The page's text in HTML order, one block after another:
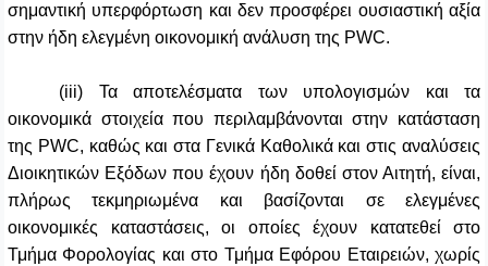
σημαντική υπερφόρτωση και δεν προσφέρει ουσιαστική αξία
στην ήδη ελεγμένη οικονομική ανάλυση της PWC.
(iii) Τα αποτελέσματα των υπολογισμών και τα
οικονομικά στοιχεία που περιλαμβάνονται στην κατάσταση
της PWC, καθώς και στα Γενικά Καθολικά και στις αναλύσεις
Διοικητικών Εξόδων που έχουν ήδη δοθεί στον Αιτητή, είναι,
πλήρως τεκμηριωμένα και βασίζονται σε ελεγμένες
οικονομικές καταστάσεις, οι οποίες έχουν κατατεθεί στο
Τμήμα Φορολογίας και στο Τμήμα Εφόρου Εταιρειών, χωρίς